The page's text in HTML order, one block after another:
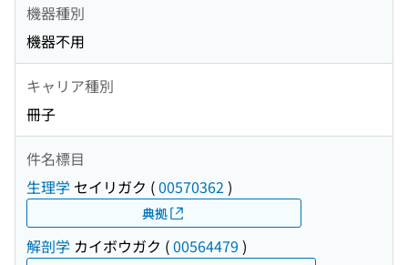
機器種別
機器不用
キャリア種別
冊子
件名標目
生理学 セイリガク (00570362 )
典拠
解剖学 カイボウガク (00564479 )